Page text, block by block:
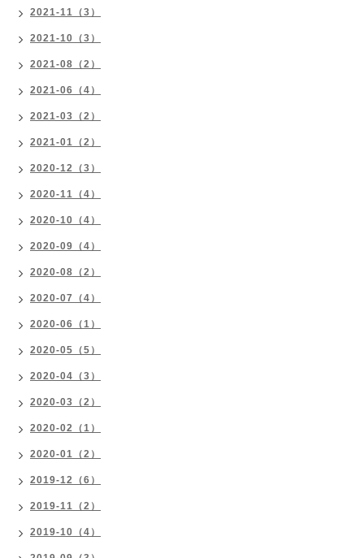
2021-11（3）
2021-10（3）
2021-08（2）
2021-06（4）
2021-03（2）
2021-01（2）
2020-12（3）
2020-11（4）
2020-10（4）
2020-09（4）
2020-08（2）
2020-07（4）
2020-06（1）
2020-05（5）
2020-04（3）
2020-03（2）
2020-02（1）
2020-01（2）
2019-12（6）
2019-11（2）
2019-10（4）